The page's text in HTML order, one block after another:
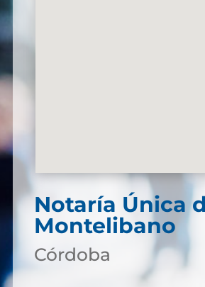
Notaría Única
Montelibano
Córdoba